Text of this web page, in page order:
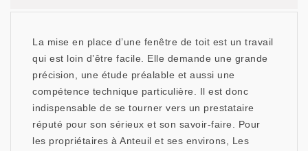
La mise en place d’une fenêtre de toit est un travail
qui est loin d’être facile. Elle demande une grande
précision, une étude préalable et aussi une
compétence technique particulière. Il est donc
indispensable de se tourner vers un prestataire
réputé pour son sérieux et son savoir-faire. Pour
les propriétaires à Anteuil et ses environs, Les